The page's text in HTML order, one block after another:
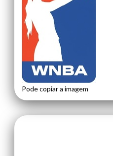
Pode copiar a imagem